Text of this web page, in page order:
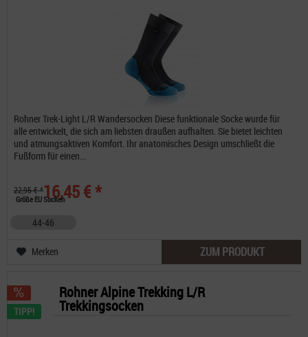
Rohner Trek-Light L/R Wandersocken Diese funktionale Socke wurde für
alle entwickelt, die sich am liebsten draußen aufhalten. Sie bietet leichten
und atmungsaktiven Komfort. Ihr anatomisches Design umschließt die
Fußform für einen...
16,45 € *
22,95 € *
Größe EU Socken
44-46
Merken ZUM PRODUKT
TIPP!
Rohner Alpine Trekking L/R
Trekkingsocken